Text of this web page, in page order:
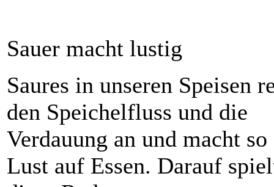
Sauer macht lustig
Saures in unseren Speisen
den Speichelfluss und die
Verdauung an und macht so
Lust auf Essen. Darauf